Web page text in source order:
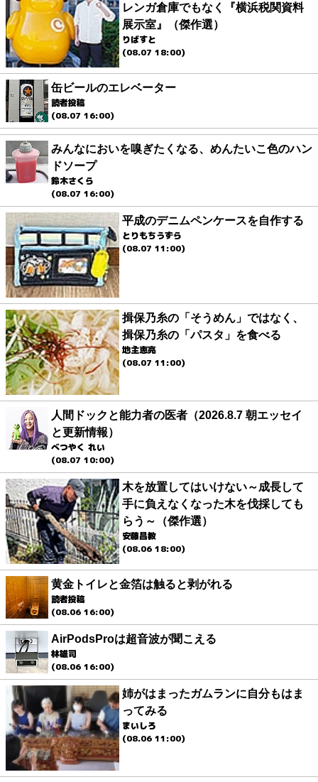
レンガ倉庫でもなく『横浜税関資料
展示室』（傑作選）
りばすと
(08.07 18:00)
缶ビールのエレベーター
読者投稿
(08.07 16:00)
みんなにおいを嗅ぎたくなる、めんたいこ色のハン
ドソープ
鈴木さくら
(08.07 16:00)
平成のデニムペンケースを自作する
とりもちうずら
(08.07 11:00)
揖保乃糸の「そうめん」ではなく、
揖保乃糸の「パスタ」を食べる
地主恵亮
(08.07 11:00)
人間ドックと能力者の医者（2026.8.7 朝エッセイ
と更新情報）
べつやく れい
(08.07 10:00)
木を放置してはいけない～成長して
手に負えなくなった木を伐採しても
らう～（傑作選）
安藤昌教
(08.06 18:00)
黄金トイレと金箔は触ると剥がれる
読者投稿
(08.06 16:00)
AirPodsProは超音波が聞こえる
林雄司
(08.06 16:00)
姉がはまったガムランに自分もはま
ってみる
まいしろ
(08.06 11:00)